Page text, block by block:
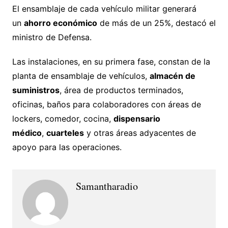
El ensamblaje de cada vehículo militar generará
un ahorro económicode más de un 25%, destacó el
ministro de Defensa.
Las instalaciones, en su primera fase, constan de la
planta de ensamblaje de vehículos, almacén de
suministros, área de productos terminados,
oficinas, baños para colaboradores con áreas de
lockers, comedor, cocina, dispensario
médico, cuartelesy otras áreas adyacentes de
apoyo para las operaciones.
Samantharadio